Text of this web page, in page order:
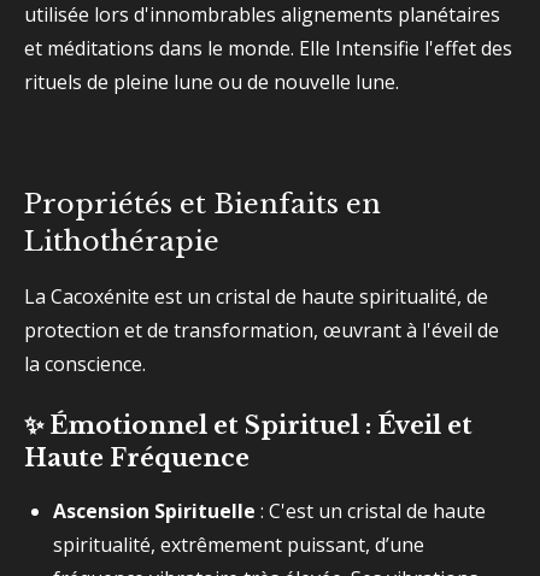
utilisée lors d'innombrables alignements planétaires
et méditations dans le monde. Elle Intensifie l'effet des
rituels de pleine lune ou de nouvelle lune.
Propriétés et Bienfaits en
Lithothérapie
La Cacoxénite est un cristal de haute spiritualité, de
protection et de transformation, œuvrant à l'éveil de
la conscience.
✨ Émotionnel et Spirituel : Éveil et
Haute Fréquence
Ascension Spirituelle : C'est un cristal de haute
spiritualité, extrêmement puissant, d’une